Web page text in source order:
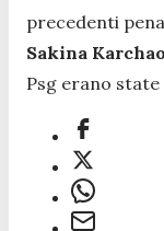
precedenti
Sakina
Psg erano